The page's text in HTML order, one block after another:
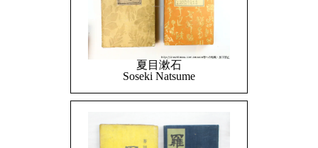
夏目漱石
Soseki Natsume